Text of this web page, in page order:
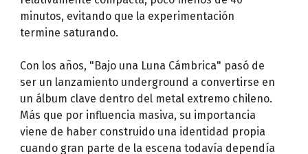
minutos, evitando que la experimentación
termine saturando.
Con los años, "Bajo una Luna Cámbrica" pasó de
ser un lanzamiento underground a convertirse en
un álbum clave dentro del metal extremo chileno.
Más que por influencia masiva, su importancia
viene de haber construido una identidad propia
cuando gran parte de la escena todavía dependía